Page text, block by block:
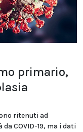
primario,
ritenuti ad
COVID-19, ma i dati